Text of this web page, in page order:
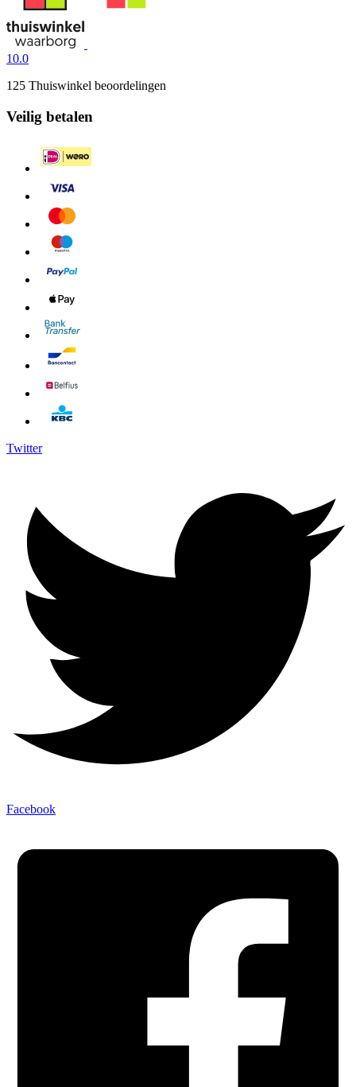
10.0
125 Thuiswinkel beoordelingen
Veilig betalen
Twitter
Facebook